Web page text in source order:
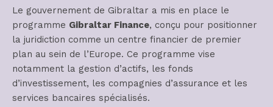
Le gouvernement de Gibraltar a mis en place le
programme Gibraltar Finance, conçu pour positionner
la juridiction comme un centre financier de premier
plan au sein de l’Europe. Ce programme vise
notamment la gestion d’actifs, les fonds
d’investissement, les compagnies d’assurance et les
services bancaires spécialisés.